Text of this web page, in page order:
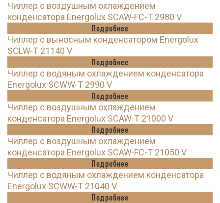
Чиллер с воздушным охлаждением
конденсатора Energolux SCAW-FC-T 2980 V
Подробнее
Чиллер с выносным конденсатором Energolux
SCLW-T 21140 V
Подробнее
Чиллер с водяным охлаждением конденсатора
Energolux SCWW-T 2990 V
Подробнее
Чиллер с воздушным охлаждением
конденсатора Energolux SCAW-T 21000 V
Подробнее
Чиллер с воздушным охлаждением
конденсатора Energolux SCAW-FC-T 21050 V
Подробнее
Чиллер с водяным охлаждением конденсатора
Energolux SCWW-T 21040 V
Подробнее